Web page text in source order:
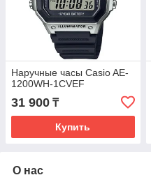
Наручные часы Casio AE-
1200WH-1CVEF
31 900 ₸
Купить
О нас